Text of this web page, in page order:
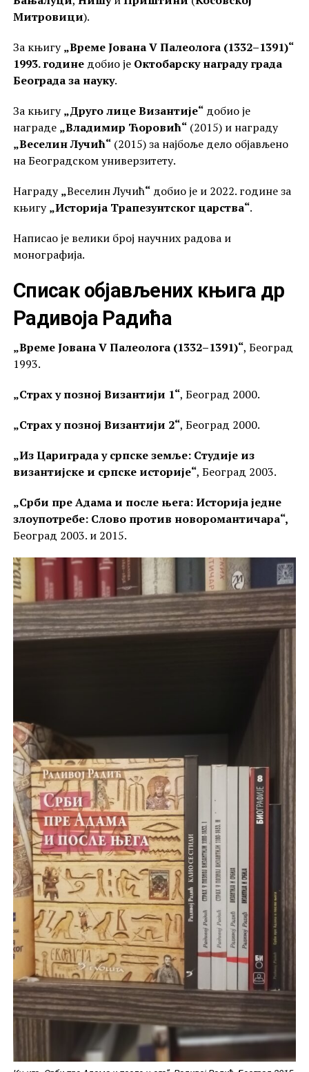
Митровици).
За књигу„Време Јована V Палеолога (1332–1391)“
1993. годинедобио је Октобарску награду града
Београда за науку.
За књигу„Друго лице Византије“добио је
награде „Владимир Ћоровић“(2015) и награду
„Веселин Лучић“(2015) за најбоље дело објављено
на Београдском универзитету.
Награду„Веселин Лучић“добио је и 2022. године за
књигу„Историја Трапезунтског царства“.
Написао је велики број научних радова и
монографија.
Списак објављених књига др
Радивоја Радића
„Време Јована V Палеолога (1332–1391)“, Београд
1993.
„Страх у позној Византији 1“, Београд 2000.
„Страх у позној Византији 2“, Београд 2000.
„Из Цариграда у српске земље: Студије из
византијске и српске историје“, Београд 2003.
„Срби пре Адама и после њега: Историја једне
злоупотребе: Слово против новоромантичара“,
Београд 2003. и 2015.